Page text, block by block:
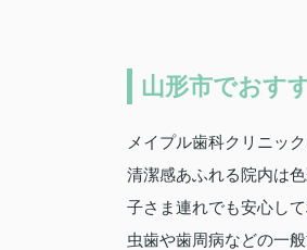
山形市でおす
メイプル歯科クリニッ
清潔感あふれる院内は
子さま連れでも安心して
虫歯や歯周病などの一